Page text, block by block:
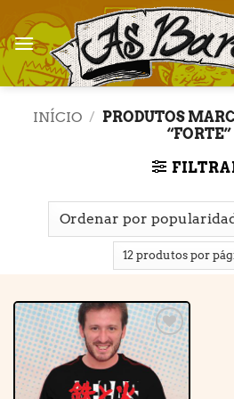
to
content
INÍCIO / PRODUTOS
“FORTE”
Adicionar
à lista de
desejos